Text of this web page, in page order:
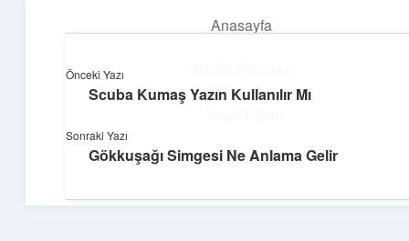
Anasayfa
Hakkımızda
Dijital Dünya Günlüğü
Önceki Yazı
Scuba Kumaş Yazın Kullanılır Mı
Sonraki Yazı
Gökkuşağı Simgesi Ne Anlama Gelir